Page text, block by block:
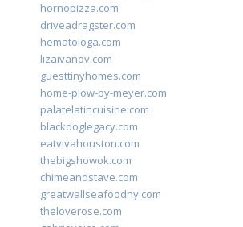
hornopizza.com
driveadragster.com
hematologa.com
lizaivanov.com
guesttinyhomes.com
home-plow-by-meyer.com
palatelatincuisine.com
blackdoglegacy.com
eatvivahouston.com
thebigshowok.com
chimeandstave.com
greatwallseafoodny.com
theloverose.com